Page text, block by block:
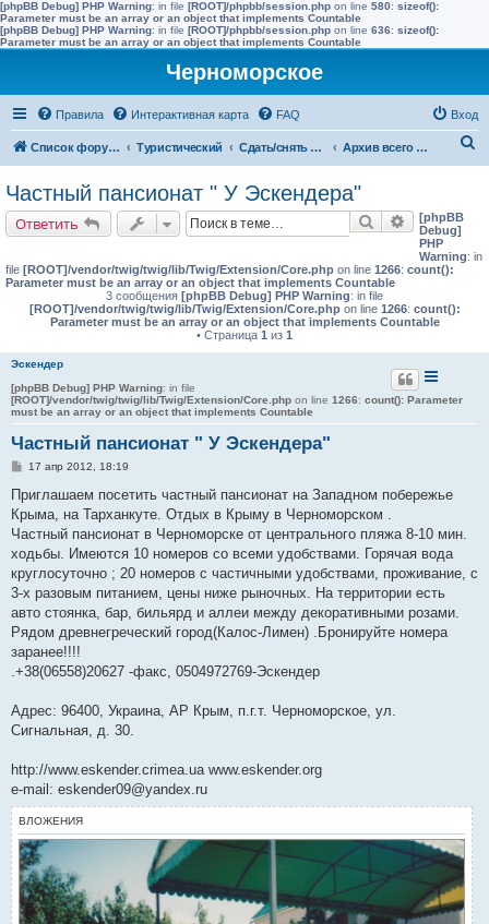
[phpBB Debug] PHP Warning: in file [ROOT]/phpbb/session.php on line 580: sizeof():
Parameter must be an array or an object that implements Countable
[phpBB Debug] PHP Warning: in file [ROOT]/phpbb/session.php on line 636: sizeof():
Parameter must be an array or an object that implements Countable
Черноморское
Правила Интерактивная карта FAQ Вход
Список форумов Туристический Сдать/снять в других населенных пунктах района Архив всего жилья до 2015 года
Частный пансионат " У Эскендера"
Ответить Поиск
[phpBB
Debug]
PHP
Warning: in
file [ROOT]/vendor/twig/twig/lib/Twig/Extension/Core.php on line 1266: count():
Parameter must be an array or an object that implements Countable
3 сообщения [phpBB Debug] PHP Warning: in file
[ROOT]/vendor/twig/twig/lib/Twig/Extension/Core.phpon line 1266: count():
Parameter must be an array or an object that implements Countable
• Страница 1 из 1
Эскендер
[phpBB Debug] PHP Warning: in file
[ROOT]/vendor/twig/twig/lib/Twig/Extension/Core.php on line 1266: count(): Parameter
must be an array or an object that implements Countable
Частный пансионат " У Эскендера"
С
о
щ
е
и
е
17 апр 2012, 18:19
Приглашаем посетить частный пансионат на Западном побережье
Крыма, на Тарханкуте. Отдых в Крыму в Черноморском .
Частный пансионат в Черноморске от центрального пляжа 8-10 мин.
ходьбы. Имеются 10 номеров со всеми удобствами. Горячая вода
круглосуточно ; 20 номеров с частичными удобствами, проживание, с
3-х разовым питанием, цены ниже рыночных. На территории есть
авто стоянка, бар, бильярд и аллеи между декоративными розами.
Рядом древнегреческий город(Калос-Лимен) .Бронируйте номера
заранее!!!!
.+38(06558)20627 -факс, 0504972769-Эскендер
Адрес: 96400, Украина, АР Крым, п.г.т. Черноморское, ул.
Сигнальная, д. 30.
http://www.eskender.crimea.ua www.eskender.org
e-mail: eskender09@yandex.ru
ВЛОЖЕНИЯ